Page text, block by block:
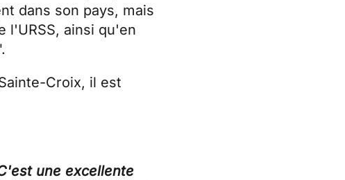
dans son pays, mais
l'URSS, ainsi qu'en
Croix, il est
une excellente